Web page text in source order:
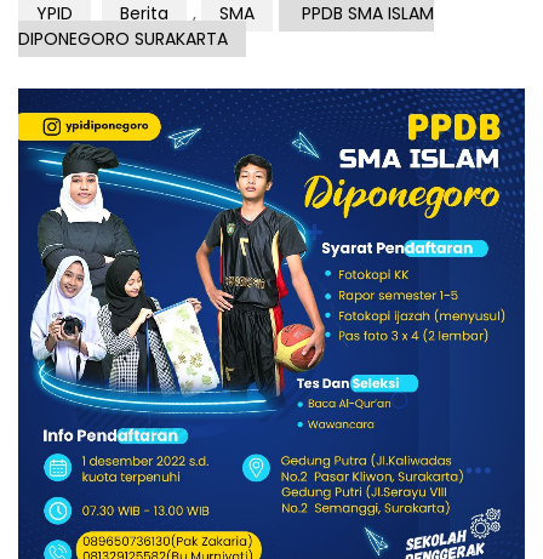
YPID Berita , SMA
PPDB SMA ISLAM
DIPONEGORO SURAKARTA